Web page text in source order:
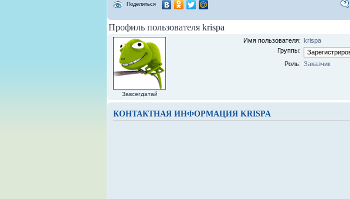
Поделиться
Профиль пользователя krispa
Завсегдатай
Имя пользователя: krispa
Группы:
Роль: Заказчик
КОНТАКТНАЯ ИНФОРМАЦИЯ KRISPA